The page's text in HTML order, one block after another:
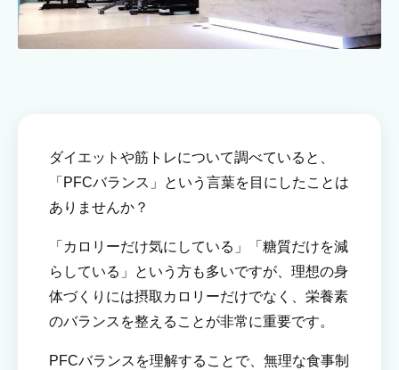
ダイエットや筋トレについて調べていると、
「PFCバランス」という言葉を目にしたことは
ありませんか？
「カロリーだけ気にしている」「糖質だけを減
らしている」という方も多いですが、理想の身
体づくりには摂取カロリーだけでなく、栄養素
のバランスを整えることが非常に重要です。
PFCバランスを理解することで、無理な食事制